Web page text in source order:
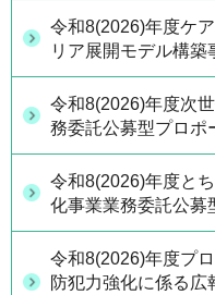
令和8(2026)年度ケ
リア展開モデル構築
令和8(2026)年度次
務委託公募型プロポ
令和8(2026)年度と
化事業業務委託公募
令和8(2026)年度プ
防犯力強化に係る広